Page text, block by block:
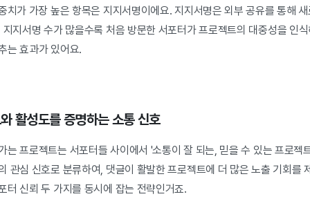
치가 가장 높은 항목은 지지서명이에요. 지지서명은 외부 공유를 통해
지서명 수가 많을수록 처음 방문한 서포터가 프로젝트의 대중성을 인
는 효과가 있어요.
활성도를 증명하는 소통 신호
는 프로젝트는 서포터들 사이에서 '소통이 잘 되는, 믿을 수 있는 프로젝
관심 신호로 분류하여, 댓글이 활발한 프로젝트에 더 많은 노출 기회를
터 신뢰 두 가지를 동시에 잡는 전략인거죠.